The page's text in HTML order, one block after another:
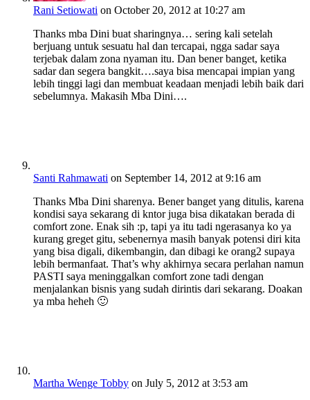
Rani Setiowati on October 20, 2012 at 10:27 am
Thanks mba Dini buat sharingnya… sering kali setelah
berjuang untuk sesuatu hal dan tercapai, ngga sadar saya
terjebak dalam zona nyaman itu. Dan bener banget, ketika
sadar dan segera bangkit….saya bisa mencapai impian yang
lebih tinggi lagi dan membuat keadaan menjadi lebih baik dari
sebelumnya. Makasih Mba Dini….
Santi Rahmawati on September 14, 2012 at 9:16 am
Thanks Mba Dini sharenya. Bener banget yang ditulis, karena
kondisi saya sekarang di kntor juga bisa dikatakan berada di
comfort zone. Enak sih :p, tapi ya itu tadi ngerasanya ko ya
kurang greget gitu, sebenernya masih banyak potensi diri kita
yang bisa digali, dikembangin, dan dibagi ke orang2 supaya
lebih bermanfaat. That’s why akhirnya secara perlahan namun
PASTI saya meninggalkan comfort zone tadi dengan
menjalankan bisnis yang sudah dirintis dari sekarang. Doakan
ya mba heheh 🙂
Martha Wenge Tobby on July 5, 2012 at 3:53 am